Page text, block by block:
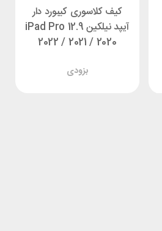
کیف کلاسوری کیبورد دار
آیپد نیلکین iPad Pro 12.9
2022 / 2021 / 2020
Backlit
بزودی